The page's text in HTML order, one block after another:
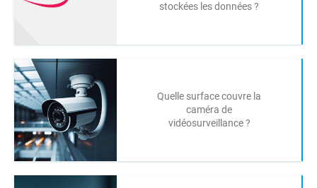
stockées les données ?
Quelle surface couvre la
caméra de
vidéosurveillance ?